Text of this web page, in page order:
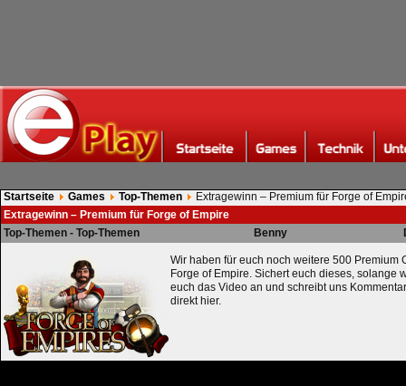
Startseite Games Top-Themen
Extragewinn – Premium für Forge of
Extragewinn – Premium für Forge of Empire
Top-Themen - Top-Themen
Benny
Wir haben für euch noch weitere 500 Premium
Forge of Empire. Sichert euch dieses, solange
euch das Video an und schreibt uns
direkt hier.